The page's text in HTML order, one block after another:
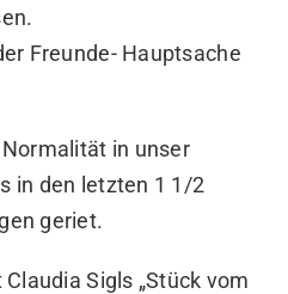
Freunde- Hauptsache
in unser
in den letzten 1 1/2
geriet.
Sigls „Stück vom